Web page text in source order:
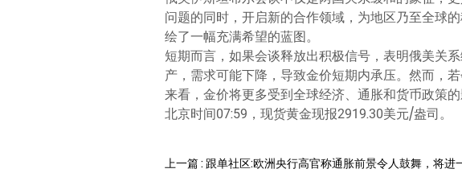
问题的同时，开启新的合作领域，为地区乃至全球
绘了一幅充满希望的蓝图。
短期而言，如果会谈释放出积极信号，表明俄美关
产，需求可能下降，导致金价短期内承压。然而，
来看，金价将更多受到全球经济、通胀和货币政策
北京时间07:59，现货黄金现报2919.30美元/盎司。
上一篇 : 跟单社区:欧洲央行高官称通胀前景令人鼓舞，将进